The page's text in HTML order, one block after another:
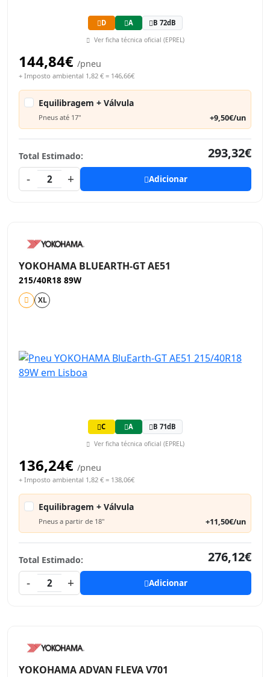
D A B 72dB
Ver ficha técnica oficial (EPREL)
144,84€ /pneu
+ Imposto ambiental 1,82 € = 146,66€
Equilibragem + Válvula
Pneus até 17" +9,50€/un
Total Estimado:
293,32€
-
2 + Adicionar
YOKOHAMA BLUEARTH-GT AE51
215/40R18 89W
XL
C A B 71dB
Ver ficha técnica oficial (EPREL)
136,24€ /pneu
+ Imposto ambiental 1,82 € = 138,06€
Equilibragem + Válvula
Pneus a partir de 18" +11,50€/un
Total Estimado:
276,12€
-
2 + Adicionar
YOKOHAMA ADVAN FLEVA V701